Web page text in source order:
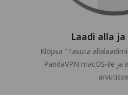
Laadi alla
Klõpsa "Tasuta
PandaVPN macOS-ile ja